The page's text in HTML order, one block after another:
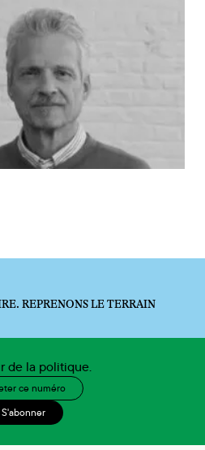
REPRENONS LE TERRAIN
de la politique.
ce numéro
S'abonner